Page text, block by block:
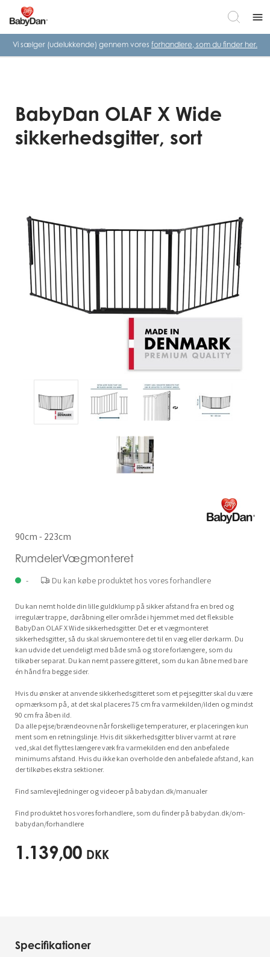
menu
Vi sælger (udelukkende) gennem vores forhandlere, som du finder her.
90cm - 223cm
RumdelerVægmonteret
- Du kan købe produktet hos vores forhandlere
Du kan nemt holde din lille guldklump på sikker afstand fra en bred og
irregulær trappe, døråbning eller område i hjemmet med det fleksible
BabyDan OLAF X Wide sikkerhedsgitter. Det er et vægmonteret
sikkerhedsgitter, så du skal skruemontere det til en væg eller dørkarm. Du
kan udvide det uendeligt med både små og store forlængere, som du
tilkøber separat. Du kan nemt passere gitteret, som du kan åbne med bare
én hånd fra begge sider.
Hvis du ønsker at anvende sikkerhedsgitteret som et pejsegitter skal du være
opmærksom på, at det skal placeres 75 cm fra varmekilden/ilden og mindst
90 cm fra åben ild.
Da alle pejse/brændeovne når forskellige temperaturer, er placeringen kun
ment som en retningslinje. Hvis dit sikkerhedsgitter bliver varmt at røre
ved,skal det flyttes længere væk fra varmekilden end den anbefalede
minimums afstand. Hvis du ikke kan overholde den anbefalede afstand, kan
der tilkøbes ekstra sektioner.
Find samlevejledninger og videoer på babydan.dk/manualer
Find produktet hos vores forhandlere, som du finder på babydan.dk/om-
babydan/forhandlere
1.139,00 DKK
BabyDan OLAF X Wide
sikkerhedsgitter, sort
Specifikationer